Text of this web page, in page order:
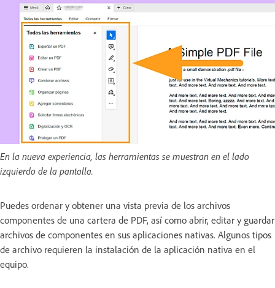
En la nueva experiencia, las herramientas se muestran en el lado
izquierdo de la pantalla.
Puedes ordenar y obtener una vista previa de los archivos
componentes de una cartera de PDF, así como abrir, editar y guardar
archivos de componentes en sus aplicaciones nativas. Algunos tipos
de archivo requieren la instalación de la aplicación nativa en el
equipo.